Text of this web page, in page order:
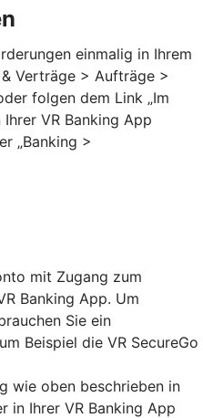
einmalig in Ihrem
Verträge > Aufträge >
folgen dem Link „Im
Ihrer VR Banking App
„Banking >
mit Zugang zum
Banking App. Um
Sie ein
Beispiel die VR SecureGo
wie oben beschrieben in
in Ihrer VR Banking App